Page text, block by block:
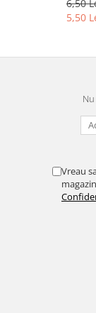
6,50
5,50
Vreau